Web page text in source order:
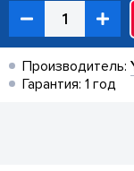
Производитель:
Гарантия: 1 год